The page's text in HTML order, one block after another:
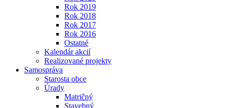
Rok 2019
Rok 2018
Rok 2017
Rok 2016
Ostatné
Kalendár akcií
Realizované projekty
Samospráva
Starosta obce
Úrady
Matričný
Stavebný